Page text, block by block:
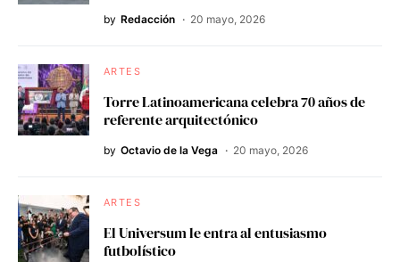
by Redacción 20 mayo, 2026
ARTES
Torre Latinoamericana celebra 70 años de
referente arquitectónico
by Octavio de la Vega 20 mayo, 2026
ARTES
El Universum le entra al entusiasmo
futbolístico